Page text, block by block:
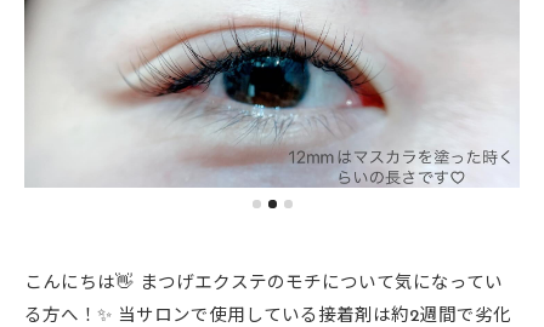
こんにちは👋 まつげエクステのモチについて気になってい
る方へ！✨ 当サロンで使用している接着剤は約2週間で劣化